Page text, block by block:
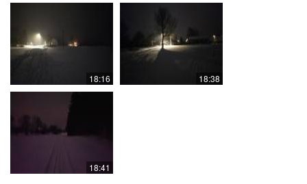
18:16 18:38
18:41